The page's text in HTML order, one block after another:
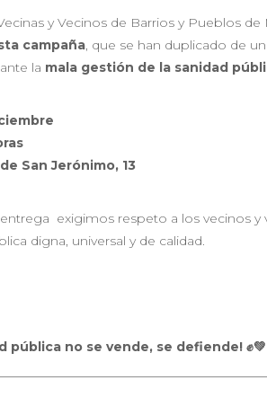
y Vecinos de Barrios y Pueblos
campaña, que se han duplicado de
la mala gestión de la sanidad
San Jerónimo, 13
exigimos respeto a los vecinos y
digna, universal y de calidad.
pública no se vende, se defiende! ✊💚